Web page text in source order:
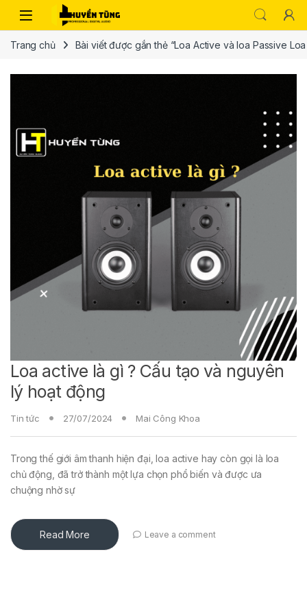
Trang chủ Bài viết được gắn thẻ “Loa Active và loa Passive
Loa active là gì ? Cấu tạo và nguyên
lý hoạt động
Tin tức 27/07/2024 Mai Công Khoa
Trong thế giới âm thanh hiện đại, loa active hay còn gọi là loa
chủ động, đã trở thành một lựa chọn phổ biến và được ưa
chuộng nhờ sự
Read More Leave a comment